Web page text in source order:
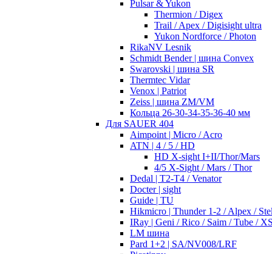
Pulsar & Yukon
Thermion / Digex
Trail / Apex / Digisight ultra
Yukon Nordforce / Photon
RikaNV Lesnik
Schmidt Bender | шина Convex
Swarovski | шина SR
Thermtec Vidar
Venox | Patriot
Zeiss | шина ZM/VM
Кольца 26-30-34-35-36-40 мм
Для SAUER 404
Aimpoint | Micro / Acro
ATN | 4 / 5 / HD
HD X-sight I+II/Thor/Mars
4/5 X-Sight / Mars / Thor
Dedal | T2-T4 / Venator
Docter | sight
Guide | TU
Hikmicro | Thunder 1-2 / Alpex /
IRay | Geni / Rico / Saim / Tube /
LM шина
Pard 1+2 | SA/NV008/LRF